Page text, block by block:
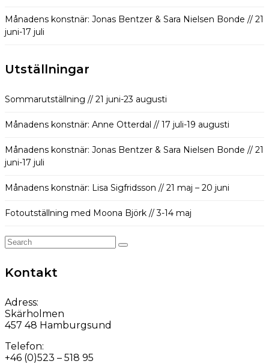
Månadens konstnär: Jonas Bentzer & Sara Nielsen Bonde // 21
juni-17 juli
Utställningar
Sommarutställning // 21 juni-23 augusti
Månadens konstnär: Anne Otterdal // 17 juli-19 augusti
Månadens konstnär: Jonas Bentzer & Sara Nielsen Bonde // 21
juni-17 juli
Månadens konstnär: Lisa Sigfridsson // 21 maj – 20 juni
Fotoutställning med Moona Björk // 3-14 maj
Search
for:
Kontakt
Adress:
Skärholmen
457 48 Hamburgsund
Telefon:
+46 (0)523 – 518 95